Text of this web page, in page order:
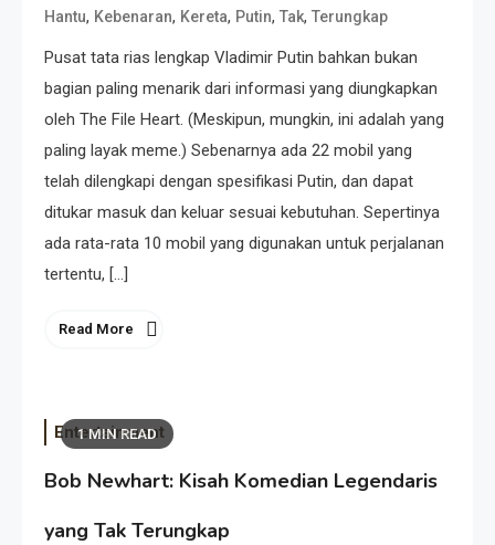
Hantu, Kebenaran, Kereta, Putin, Tak, Terungkap
Pusat tata rias lengkap Vladimir Putin bahkan bukan
bagian paling menarik dari informasi yang diungkapkan
oleh The File Heart. (Meskipun, mungkin, ini adalah yang
paling layak meme.) Sebenarnya ada 22 mobil yang
telah dilengkapi dengan spesifikasi Putin, dan dapat
ditukar masuk dan keluar sesuai kebutuhan. Sepertinya
ada rata-rata 10 mobil yang digunakan untuk perjalanan
tertentu, […]
Read More
1 MIN READ
Entertainment
Bob Newhart: Kisah Komedian Legendaris
yang Tak Terungkap